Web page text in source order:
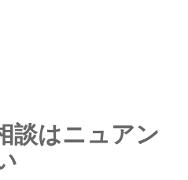
談はニュアン